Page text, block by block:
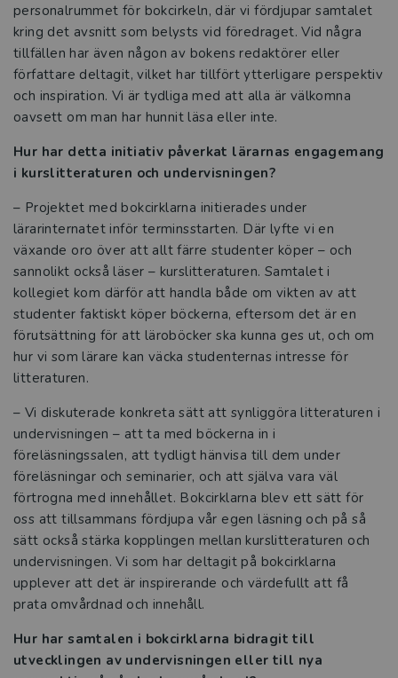
personalrummet för bokcirkeln, där vi fördjupar samtalet
kring det avsnitt som belysts vid föredraget. Vid några
tillfällen har även någon av bokens redaktörer eller
författare deltagit, vilket har tillfört ytterligare perspektiv
och inspiration. Vi är tydliga med att alla är välkomna
oavsett om man har hunnit läsa eller inte.
Hur har detta initiativ påverkat lärarnas engagemang
i kurslitteraturen och undervisningen?
– Projektet med bokcirklarna initierades under
lärarinternatet inför terminsstarten. Där lyfte vi en
växande oro över att allt färre studenter köper – och
sannolikt också läser – kurslitteraturen. Samtalet i
kollegiet kom därför att handla både om vikten av att
studenter faktiskt köper böckerna, eftersom det är en
förutsättning för att läroböcker ska kunna ges ut, och om
hur vi som lärare kan väcka studenternas intresse för
litteraturen.
– Vi diskuterade konkreta sätt att synliggöra litteraturen i
undervisningen – att ta med böckerna in i
föreläsningssalen, att tydligt hänvisa till dem under
föreläsningar och seminarier, och att själva vara väl
förtrogna med innehållet. Bokcirklarna blev ett sätt för
oss att tillsammans fördjupa vår egen läsning och på så
sätt också stärka kopplingen mellan kurslitteraturen och
undervisningen. Vi som har deltagit på bokcirklarna
upplever att det är inspirerande och värdefullt att få
prata omvårdnad och innehåll.
Hur har samtalen i bokcirklarna bidragit till
utvecklingen av undervisningen eller till nya